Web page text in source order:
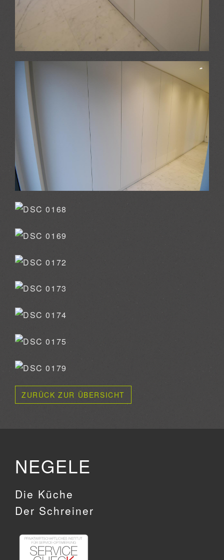
ZURÜCK ZUR ÜBERSICHT
NEGELE
Die Küche
Der Schreiner